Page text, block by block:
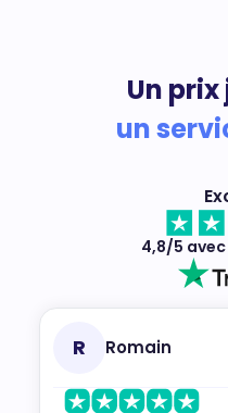
Un
un
4,8/5
R Romain